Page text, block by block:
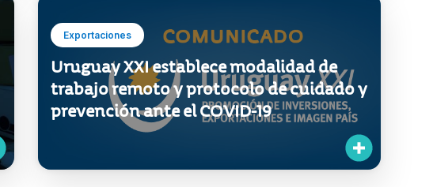
Exportaciones
Uruguay XXI establece modalidad de
trabajo remoto y protocolo de cuidado y
prevención ante el COVID-19